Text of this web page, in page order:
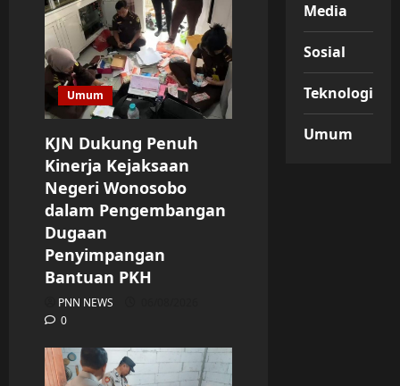
Umum
KJN Dukung Penuh
Kinerja Kejaksaan
Negeri Wonosobo
dalam Pengembangan
Dugaan
Penyimpangan
Bantuan PKH
PNN NEWS
0
Media
Sosial
Teknologi
Umum